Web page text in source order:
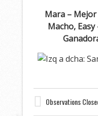
Mara – Mejor
Macho,
Observations